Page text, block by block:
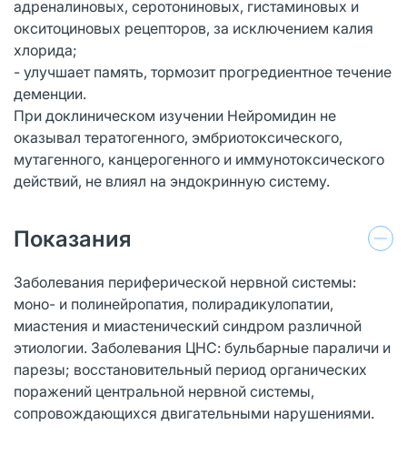
адреналиновых, серотониновых, гистаминовых и
окситоциновых рецепторов, за исключением калия
хлорида;
- улучшает память, тормозит прогредиентное течение
деменции.
При доклиническом изучении Нейромидин не
оказывал тератогенного, эмбриотоксического,
мутагенного, канцерогенного и иммунотоксического
действий, не влиял на эндокринную систему.
Показания
Заболевания периферической нервной системы:
моно- и полинейропатия, полирадикулопатии,
миастения и миастенический синдром различной
этиологии. Заболевания ЦНС: бульбарные параличи и
парезы; восстановительный период органических
поражений центральной нервной системы,
сопровождающихся двигательными нарушениями.